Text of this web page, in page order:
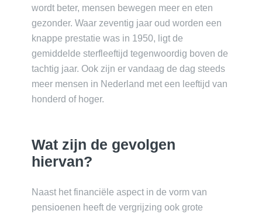
wordt beter, mensen bewegen meer en eten
gezonder. Waar zeventig jaar oud worden een
knappe prestatie was in 1950, ligt de
gemiddelde sterfleeftijd tegenwoordig boven de
tachtig jaar. Ook zijn er vandaag de dag steeds
meer mensen in Nederland met een leeftijd van
honderd of hoger.
Wat zijn de gevolgen
hiervan?
Naast het financiële aspect in de vorm van
pensioenen heeft de vergrijzing ook grote